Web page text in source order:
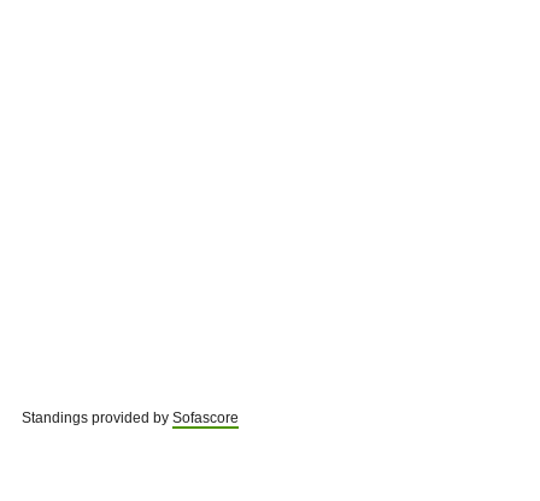
Standings provided by Sofascore